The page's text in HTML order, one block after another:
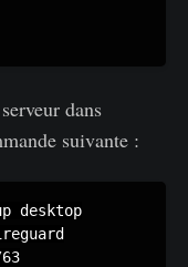
dans
suivante :
desktop